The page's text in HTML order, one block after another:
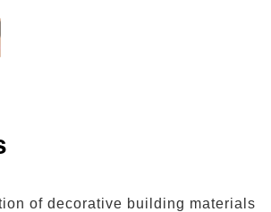
of decorative building materials